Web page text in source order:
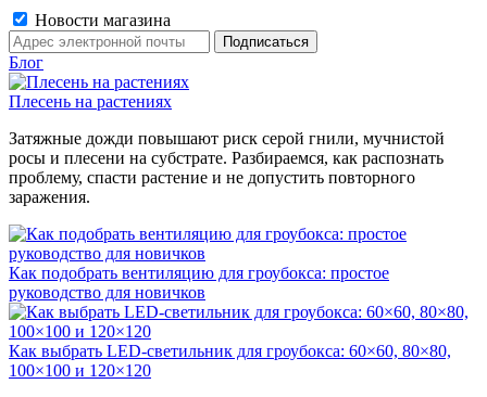
Новости магазина
Блог
Плесень на растениях
Затяжные дожди повышают риск серой гнили, мучнистой
росы и плесени на субстрате. Разбираемся, как распознать
проблему, спасти растение и не допустить повторного
заражения.
Как подобрать вентиляцию для гроубокса: простое
руководство для новичков
Как выбрать LED-светильник для гроубокса: 60×60, 80×80,
100×100 и 120×120